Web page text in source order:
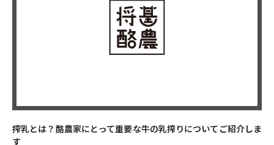
搾乳とは？酪農家にとって重要な牛の乳搾りについてご紹介しま
す